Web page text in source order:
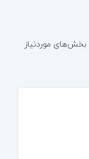
بخش‌های موردنیاز